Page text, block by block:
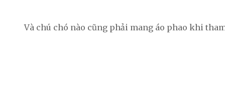
Và chú chó nào cũng phải mang áo phao khi